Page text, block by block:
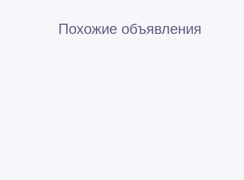
Похожие объявления